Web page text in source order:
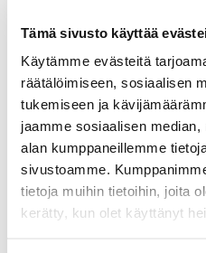
Tämä sivusto käyttää
Käytämme evästeitä
räätälöimiseen, sosiaalisen
tukemiseen ja
jaamme sosiaalisen
alan kumppaneillemme
sivustoamme.
tietoja muihin tietoihin, joita
kerätty, kun olet käyttänyt